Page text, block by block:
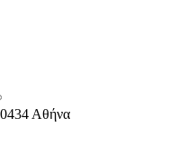
Αθήνα